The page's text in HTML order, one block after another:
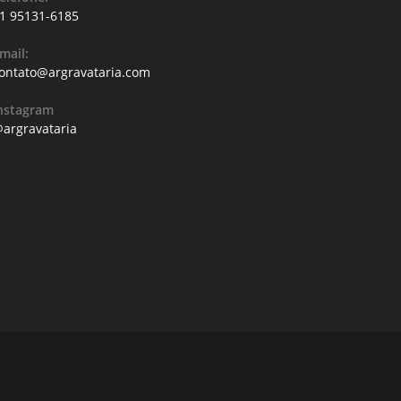
95131-6185